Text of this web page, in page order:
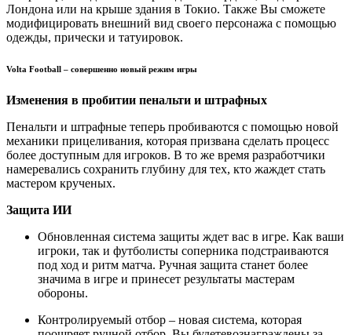
Лондона или на крыше здания в Токио. Также Вы сможете
модифицировать внешний вид своего персонажа с помощью
одежды, прически и татуировок.
Volta Football – совершенно новый режим игры
Изменения в пробитии пенальти и штрафных
Пенальти и штрафные теперь пробиваются с помощью новой
механики прицеливания, которая призвана сделать процесс
более доступным для игроков. В то же время разработчики
намеревались сохранить глубину для тех, кто жаждет стать
мастером крученых.
Защита ИИ
Обновленная система защиты ждет вас в игре. Как ваши
игроки, так и футболисты соперника подстраиваются
под ход и ритм матча. Ручная защита станет более
значима в игре и принесет результаты мастерам
обороны.
Контролируемый отбор – новая система, которая